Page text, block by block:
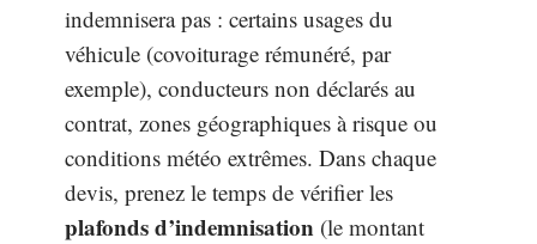
indemnisera pas : certains usages du
véhicule (covoiturage rémunéré, par
exemple), conducteurs non déclarés au
contrat, zones géographiques à risque ou
conditions météo extrêmes. Dans chaque
devis, prenez le temps de vérifier les
plafonds d’indemnisation (le montant